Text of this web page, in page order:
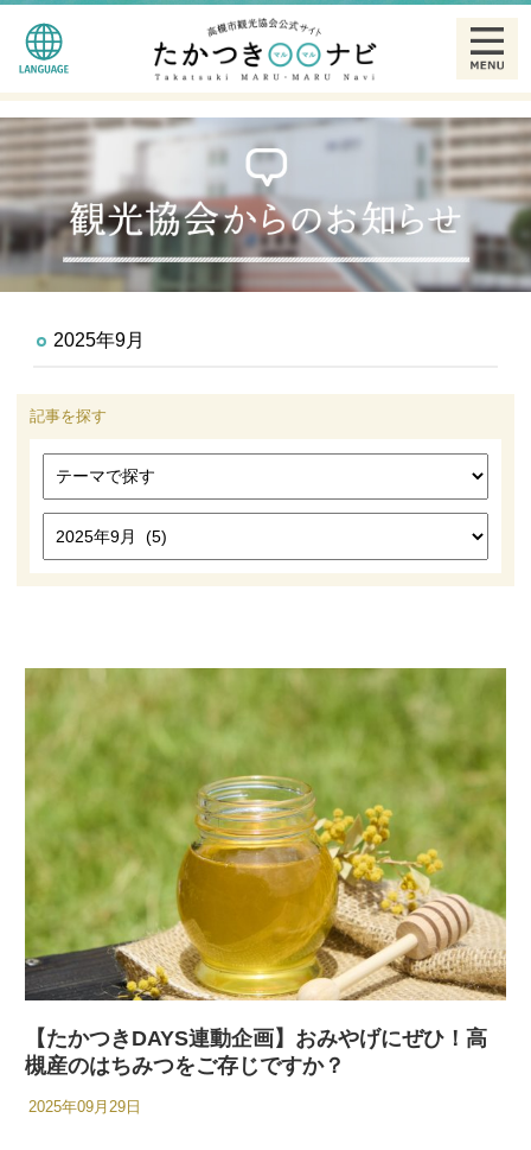
2025年9月
記事を探す
【たかつきDAYS連動企画】おみやげにぜひ！高
槻産のはちみつをご存じですか？
2025年09月29日
観る
食べる
泊まる
特産品
ギャラリー
アクセス
English
简体中文
繁體中文
한글